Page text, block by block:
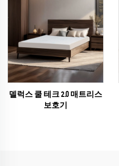
델럭스 쿨 테크 2.0 매트리스
보호기